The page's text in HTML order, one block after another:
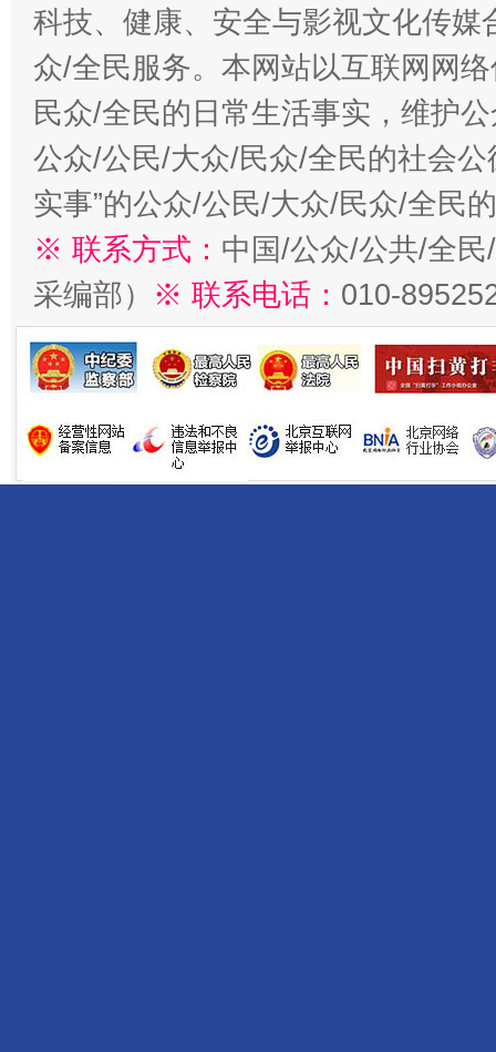
科技、健康、安全与影视文化传
众/全民服务。本网站以互联网网
民众/全民的日常生活事实，维护
公众/公民/大众/民众/全民的社会公
实事”的公众/公民/大众/民众/全民
※ 联系方式： 中国/公众/公共/全
采编部） ※ 联系电话： 010-